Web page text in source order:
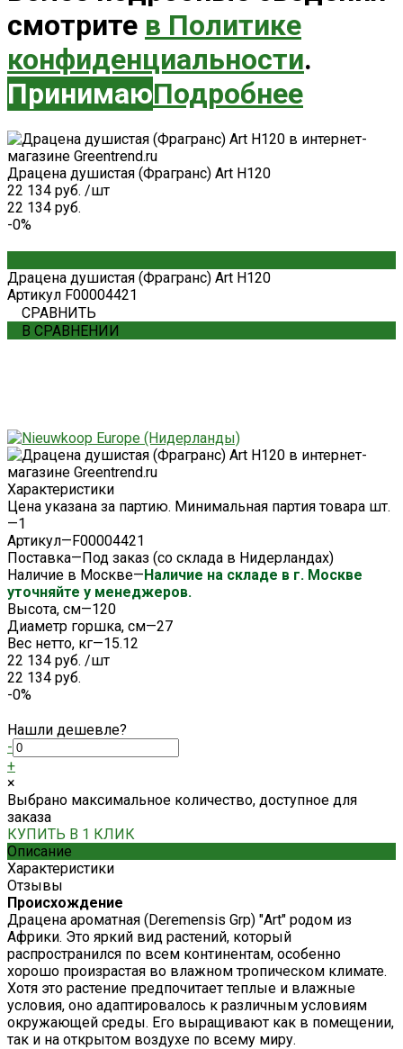
смотрите в Политике
конфиденциальности.
ПринимаюПодробнее
Драцена душистая (Фрагранс) Art H120
22 134 руб. /шт
22 134 руб.
-0%
Драцена душистая (Фрагранс) Art H120
Артикул F00004421
СРАВНИТЬ
В СРАВНЕНИИ
Характеристики
Цена указана за партию. Минимальная партия товара шт.
—1
Артикул—F00004421
Поставка—Под заказ (со склада в Нидерландах)
Наличие в Москве—Наличие на складе в г. Москве
уточняйте у менеджеров.
Высота, см—120
Диаметр горшка, см—27
Вес нетто, кг—15.12
22 134 руб. /шт
22 134 руб.
-0%
Нашли дешевле?
-
+
×
Выбрано максимальное количество, доступное для
заказа
КУПИТЬ В 1 КЛИК
Описание
Характеристики
Отзывы
Происхождение
Драцена ароматная (Deremensis Grp) "Art" родом из
Африки. Это яркий вид растений, который
распространился по всем континентам, особенно
хорошо произрастая во влажном тропическом климате.
Хотя это растение предпочитает теплые и влажные
условия, оно адаптировалось к различным условиям
окружающей среды. Его выращивают как в помещении,
так и на открытом воздухе по всему миру.